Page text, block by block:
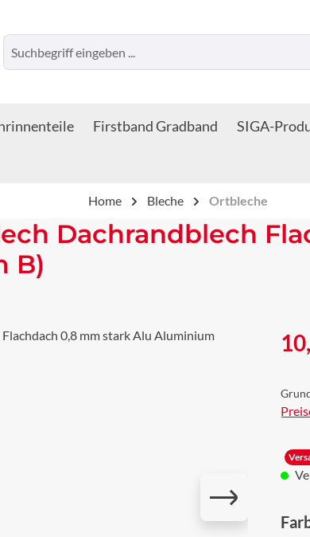
Firstband Gradband SIGA-
Home Bleche Ortbleche
Dachrandblech
B)